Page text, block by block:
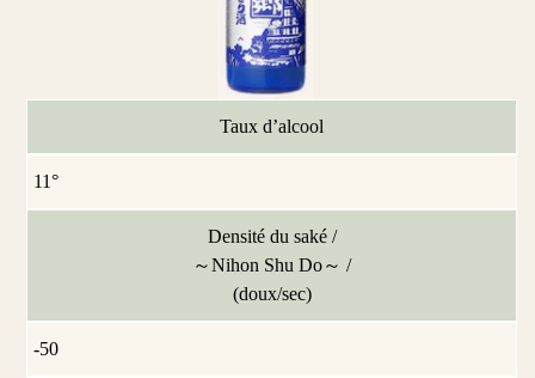
Taux d’alcool
11°
Densité du saké /
～Nihon Shu Do～ /
(doux/sec)
-50